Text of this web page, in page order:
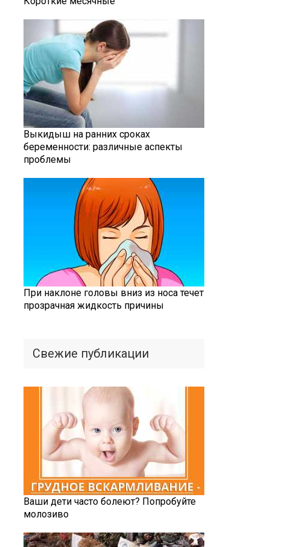
Выкидыш на ранних сроках
беременности: различные аспекты
проблемы
При наклоне головы вниз из носа течет
прозрачная жидкость причины
Свежие публикации
Ваши дети часто болеют? Попробуйте
молозиво